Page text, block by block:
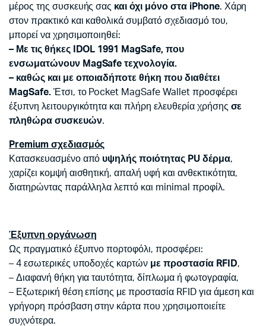
μέρος της συσκευής σας και όχι μόνο στα iPhone. Χάρη
στον πρακτικό και καθολικά συμβατό σχεδιασμό του,
μπορεί να χρησιμοποιηθεί:
– Με τις θήκες IDOL 1991 MagSafe, που
ενσωματώνουν MagSafe τεχνολογία.
– καθώς και με οποιαδήποτε θήκη που διαθέτει
MagSafe.Έτσι, το Pocket MagSafe Wallet προσφέρει
έξυπνη λειτουργικότητα και πλήρη ελευθερία χρήσης σε
πληθώρα συσκευών.
Premium σχεδιασμός
Κατασκευασμένο από υψηλής ποιότητας PU δέρμα,
χαρίζει κομψή αισθητική, απαλή υφή και ανθεκτικότητα,
διατηρώντας παράλληλα λεπτό και minimal προφίλ.
Έξυπνη οργάνωση
Ως πραγματικό έξυπνο πορτοφόλι, προσφέρει:
– 4 εσωτερικές υποδοχές καρτών με προστασία RFID,
– Διαφανή θήκη για ταυτότητα, δίπλωμα ή φωτογραφία,
– Εξωτερική θέση επίσης με προστασία RFID για άμεση και
γρήγορη πρόσβαση στην κάρτα που χρησιμοποιείτε
συχνότερα.